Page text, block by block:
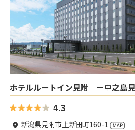
ホテルルートイン見附 －中之島
4.3
新潟県見附市上新田町160-1